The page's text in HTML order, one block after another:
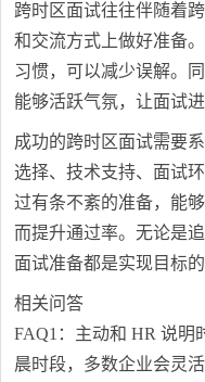
跨时区面试往往伴随着
和交流方式上做好准备
习惯，可以减少误解。
能够活跃气氛，让面试
成功的跨时区面试需要
选择、技术支持、面试
过有条不紊的准备，能
而提升通过率。无论是
面试准备都是实现目标的
相关问答
FAQ1：主动和 HR 说明
晨时段，多数企业会灵